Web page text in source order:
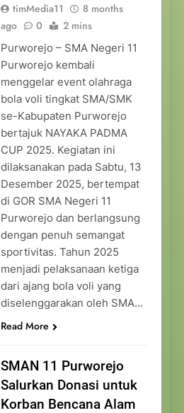
timMedia11
8 months
ago
0 2 mins
Purworejo – SMA Negeri 11
Purworejo kembali
menggelar event olahraga
bola voli tingkat SMA/SMK
se-Kabupaten Purworejo
bertajuk NAYAKA PADMA
CUP 2025. Kegiatan ini
dilaksanakan pada Sabtu, 13
Desember 2025, bertempat
di GOR SMA Negeri 11
Purworejo dan berlangsung
dengan penuh semangat
sportivitas. Tahun 2025
menjadi pelaksanaan ketiga
dari ajang bola voli yang
diselenggarakan oleh SMA…
Read More
SMAN 11 Purworejo
Salurkan Donasi untuk
Korban Bencana Alam